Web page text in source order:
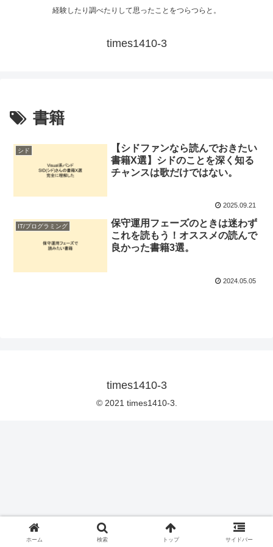
経験したり調べたりして思ったことをつらつらと。
times1410-3
書籍
シド
【シドファンなら読んでおきたい
書籍X選】シドのことを深く知る
チャンスは歌だけではない。
2025.09.21
IT/プログラミング
保守運用フェーズのときは迷わず
これを読もう！オススメの読んで
良かった書籍3選。
2024.05.05
times1410-3
© 2021 times1410-3.
ホーム 検索 トップ サイドバー